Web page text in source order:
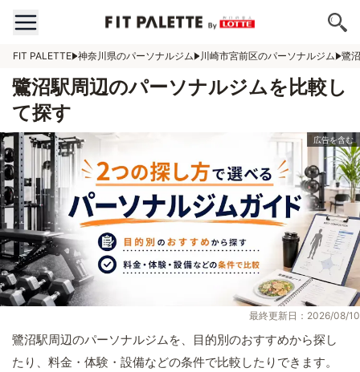
FIT PALETTE 神奈川県のパーソナルジム 川崎市宮前区のパーソナルジム 鷺
鷺沼駅周辺のパーソナルジムを比較し
て探す
最終更新日：2026/08/10
鷺沼駅周辺のパーソナルジムを、目的別のおすすめから探し
たり、料金・体験・設備などの条件で比較したりできます。